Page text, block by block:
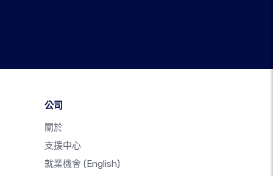
公司
關於
支援中心
就業機會 (English)